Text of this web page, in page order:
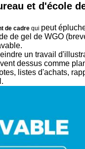
et d'école
de cadre qui peut
de gel de WGO
un travail
dessus comme
listes d'achats,